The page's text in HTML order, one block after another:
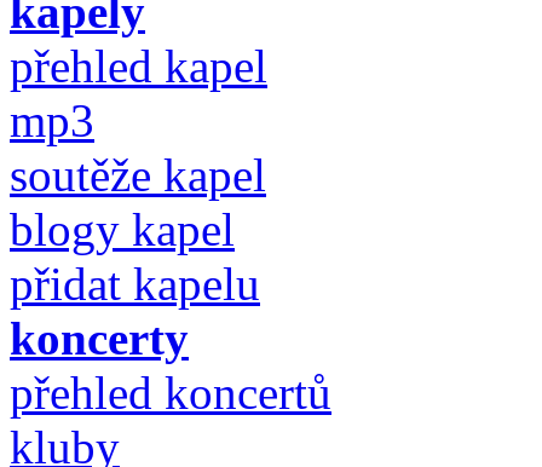
kapely
přehled kapel
mp3
soutěže kapel
blogy kapel
přidat kapelu
koncerty
přehled koncertů
kluby